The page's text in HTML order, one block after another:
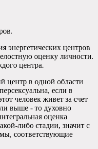
энергетических центров
оценку личности.
центра.
центр в одной области
если в
человек живет за счет
выше - то духовно
оценка
либо стадии, значит с
соответствующие